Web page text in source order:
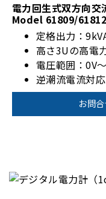
電力回生式双方向交
Model 61809/
定格出力：
高さ3Uの高電
電圧範囲：0V
逆潮流電流対応
お問